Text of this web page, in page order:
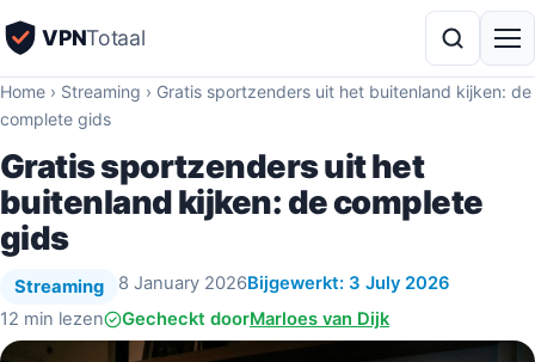
VPNTotaal
Home › Streaming › Gratis sportzenders uit het buitenland kijken: de
complete gids
Gratis sportzenders uit het
buitenland kijken: de complete
gids
Streaming 8 January 2026Bijgewerkt: 3 July 2026
12 min lezen
Gecheckt doorMarloes van Dijk